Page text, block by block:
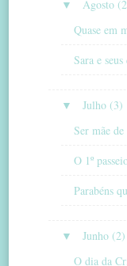
▼
Agosto
Quase em
Sara e seus
▼
Julho (3)
Ser mãe
O 1º
Parabéns
▼
Junho (2)
O dia da